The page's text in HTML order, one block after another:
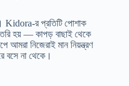
Kidora-র প্রতিটি পোশাক
হয় — কাপড় বাছাই থেকে
আমরা নিজেরাই মান নিয়ন্ত্রণ
বসে না থেকে।